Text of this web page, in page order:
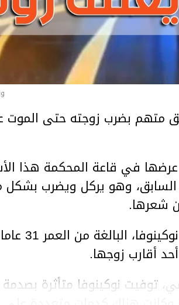
متهم بضرب زوجته حتى الموت
في قاعة المحكمة هذا
السابق، وهو يركل ويضرب بشكل
شعرها.
وعثر على
أقارب زوجها.
توفيت نوكينوفا متأثرة